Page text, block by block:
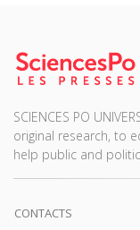
SCIENCES PO
original research, to
help public and
CONTACTS